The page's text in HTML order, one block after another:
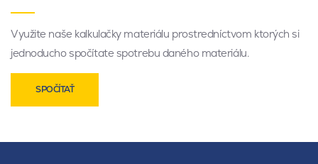
Využite naše kalkulačky materiálu prostredníctvom ktorých si
jednoducho spočítate spotrebu daného materiálu.
SPOČÍTAŤ